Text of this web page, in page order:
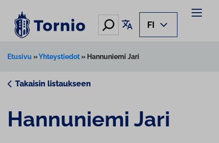
sisältöön
Hae Käännä sivu
FI
Etusivu »Yhteystiedot» Hannuniemi Jari
Takaisin listaukseen
Hannuniemi Jari